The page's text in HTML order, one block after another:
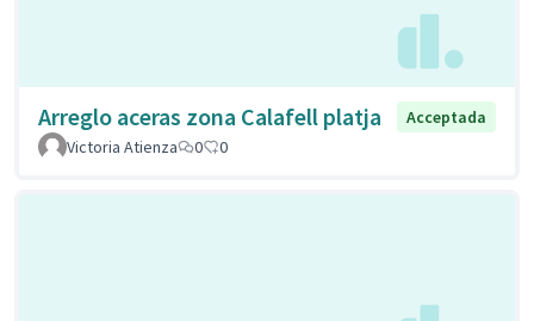
Arreglo aceras zona Calafell platja
Acceptada
Victoria Atienza
0 0